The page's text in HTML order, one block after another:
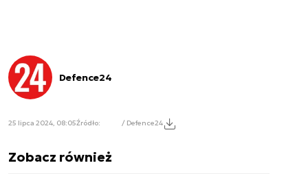
Defence24
25 lipca 2024, 08:05Źródło: / Defence24
Zobacz również